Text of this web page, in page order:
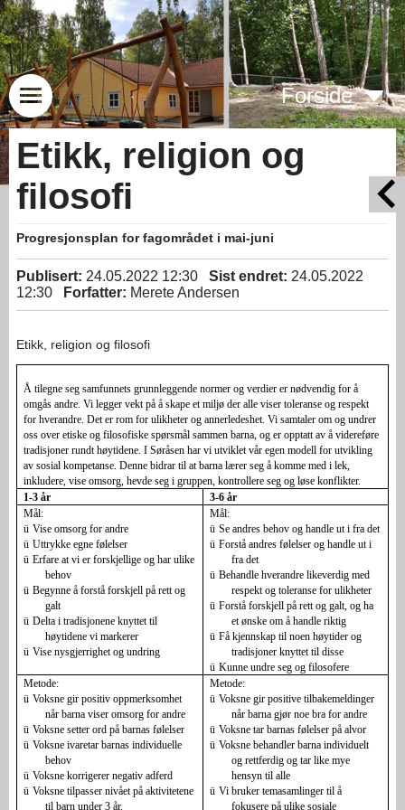
Forside
Etikk, religion og
filosofi
Progresjonsplan for fagområdet i mai-juni
Publisert: 24.05.2022 12:30 Sist endret: 24.05.2022
12:30
Forfatter: Merete Andersen
Etikk, religion og filosofi
Å tilegne seg samfunnets grunnleggende normer og verdier er nødvendig for å
omgås andre. Vi legger vekt på å skape et miljø der alle viser toleranse og respekt
for hverandre. Det er rom for ulikheter og annerledeshet. Vi samtaler om og undrer
oss over etiske og filosofiske spørsmål sammen barna, og er opptatt av å videreføre
tradisjoner rundt høytidene. I Søråsen har vi utviklet vår egen modell for utvikling
av sosial kompetanse. Denne bidrar til at barna lærer seg å komme med i lek,
inkludere, vise omsorg, hevde seg i gruppen, kontrollere seg og løse konflikter.
1-3 år
3-6 år
Mål:
ü Vise omsorg for andre
ü Uttrykke egne følelser
ü Erfare at vi er forskjellige og har ulike
behov
ü Begynne å forstå forskjell på rett og
galt
ü Delta i tradisjonene knyttet til
høytidene vi markerer
ü Vise nysgjerrighet og undring
Mål:
ü Se andres behov og handle ut i fra det
ü Forstå andres følelser og handle ut i
fra det
ü Behandle hverandre likeverdig med
respekt og toleranse for ulikheter
ü Forstå forskjell på rett og galt, og ha
et ønske om å handle riktig
ü Få kjennskap til noen høytider og
tradisjoner knyttet til disse
ü Kunne undre seg og filosofere
Metode:
ü Voksne gir positiv oppmerksomhet
når barna viser omsorg for andre
ü Voksne setter ord på barnas følelser
ü Voksne ivaretar barnas individuelle
behov
ü Voksne korrigerer negativ adferd
ü Voksne tilpasser nivået på aktivitetene
til barn under 3 år.
Metode:
ü Voksne gir positive tilbakemeldinger
når barna gjør noe bra for andre
ü Voksne tar barnas følelser på alvor
ü Voksne behandler barna individuelt
og rettferdig og tar like mye
hensyn til alle
ü Vi bruker temasamlinger til å
fokusere på ulike sosiale